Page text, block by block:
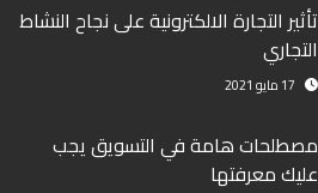
تأثير التجارة الالكترونية على نجاح النشاط
التجاري
17 مايو 2021
مصطلحات هامة في التسويق يجب
عليك معرفتها